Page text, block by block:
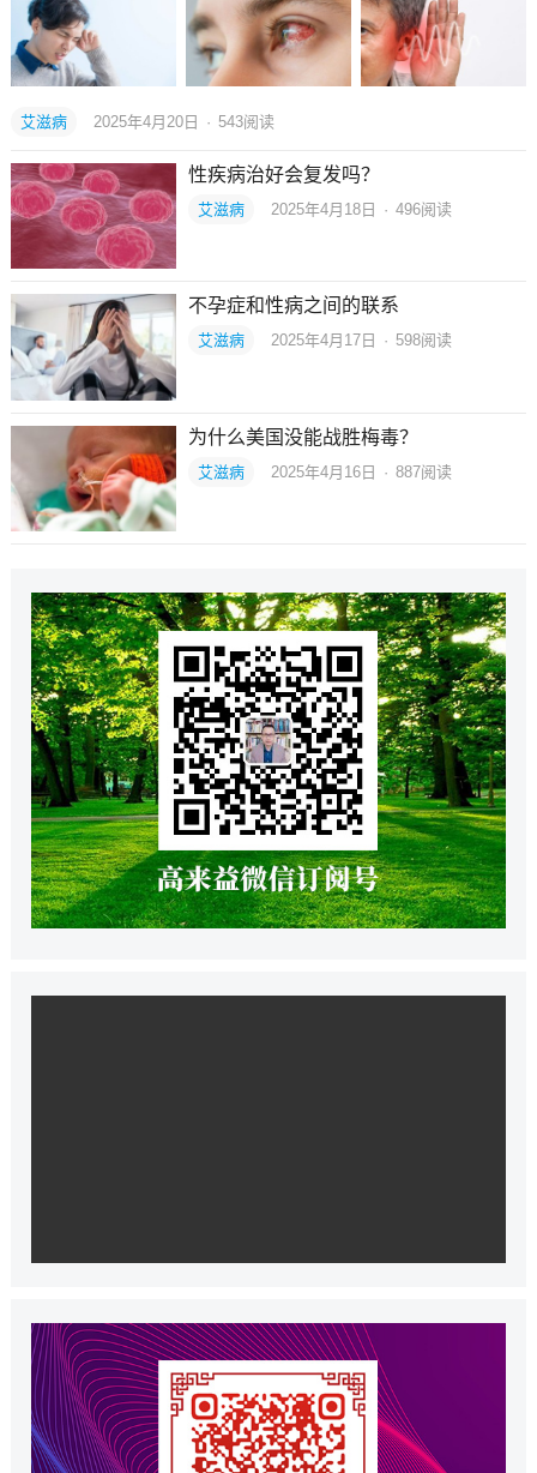
艾滋病 2025年4月20日 · 543阅读
性疾病治好会复发吗？
艾滋病 2025年4月18日 · 496阅读
不孕症和性病之间的联系
艾滋病 2025年4月17日 · 598阅读
为什么美国没能战胜梅毒？
艾滋病 2025年4月16日 · 887阅读